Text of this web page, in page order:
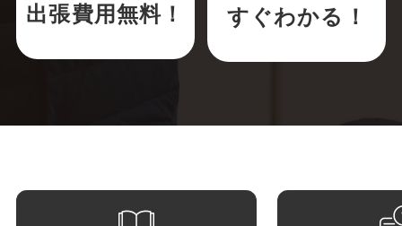
出張費用無料！ すぐわかる！